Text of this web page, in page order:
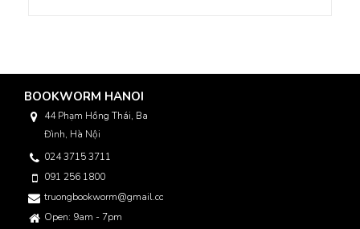
BOOKWORM HANOI
44 Phạm Hồng Thái, Ba
Đình, Hà Nội
024 3715 3711
091 256 1800
truongbookworm@gmail.com
Open: 9am - 7pm